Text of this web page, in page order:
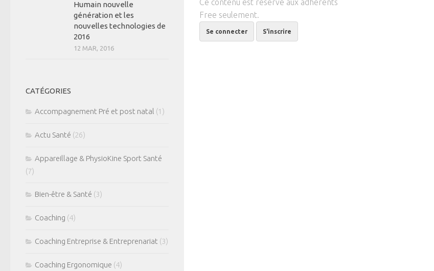
Ce contenu est réservé aux adhérents
Free seulement.
Se connecter S'inscrire
Humain nouvelle
génération et les
nouvelles technologies de
2016
12 MAR, 2016
CATÉGORIES
Accompagnement Pré et post natal (1)
Actu Santé (26)
Appareillage & PhysioKine Sport Santé
(7)
Bien-être & Santé (3)
Coaching (4)
Coaching Entreprise & Entreprenariat (3)
Coaching Ergonomique (4)